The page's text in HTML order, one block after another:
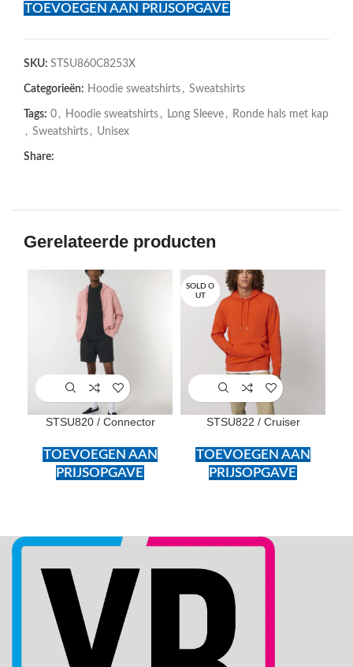
TOEVOEGEN AAN PRIJSOPGAVE
SKU: STSU860C8253X
Categorieën: Hoodie sweatshirts , Sweatshirts
Tags: 0 , Hoodie sweatshirts , Long Sleeve , Ronde hals met kap
, Sweatshirts , Unisex
Share:
Gerelateerde producten
STSU820 / Connector
TOEVOEGEN AAN
PRIJSOPGAVE
SOLD O
UT
STSU822 / Cruiser
TOEVOEGEN AAN
PRIJSOPGAVE